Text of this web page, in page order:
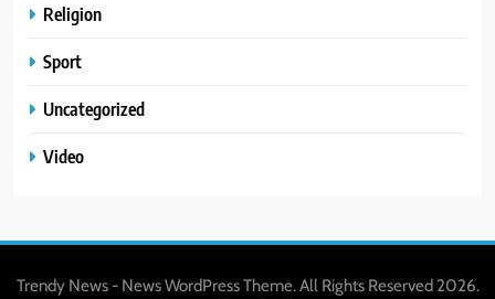
Religion
Sport
Uncategorized
Video
Trendy News - News WordPress Theme. All Rights Reserved 2026.